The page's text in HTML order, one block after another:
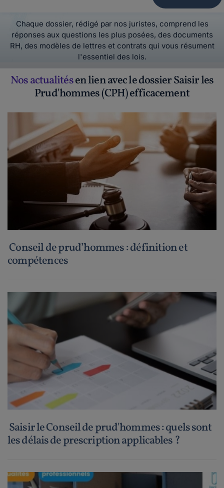
Chaque dossier, rédigé par nos juristes, comprend les
réponses aux questions les plus posées, des documents
RH, des modèles de lettres et contrats qui vous résument
l'essentiel des lois.
Nos actualitésen lien avec le dossier Saisir les
Prud'hommes (CPH) efficacement
Conseil de prud’hommes : définition et
compétences
Saisir le Conseil de prud'hommes : quels sont
les délais de prescription applicables ?